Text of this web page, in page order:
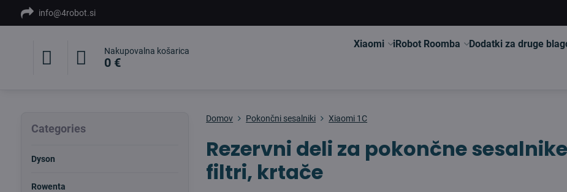
info@4robot.si
Nakupovalna košarica
0 €
Xiaomi iRobot Roomba Dodatki za druge
Domov Pokončni sesalniki Xiaomi 1C
Rezervni deli za pokončne
filtri, krtače
Categories
Dyson
Rowenta